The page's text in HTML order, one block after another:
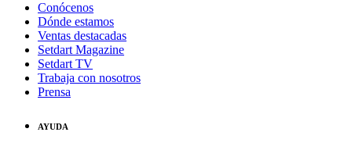
Conócenos
Dónde estamos
Ventas destacadas
Setdart Magazine
Setdart TV
Trabaja con nosotros
Prensa
AYUDA